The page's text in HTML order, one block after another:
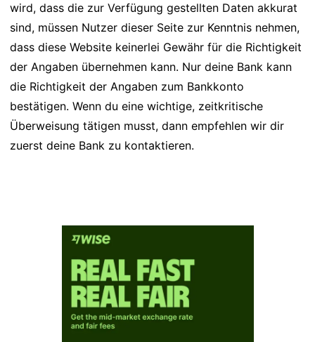
wird, dass die zur Verfügung gestellten Daten akkurat
sind, müssen Nutzer dieser Seite zur Kenntnis nehmen,
dass diese Website keinerlei Gewähr für die Richtigkeit
der Angaben übernehmen kann. Nur deine Bank kann
die Richtigkeit der Angaben zum Bankkonto
bestätigen. Wenn du eine wichtige, zeitkritische
Überweisung tätigen musst, dann empfehlen wir dir
zuerst deine Bank zu kontaktieren.